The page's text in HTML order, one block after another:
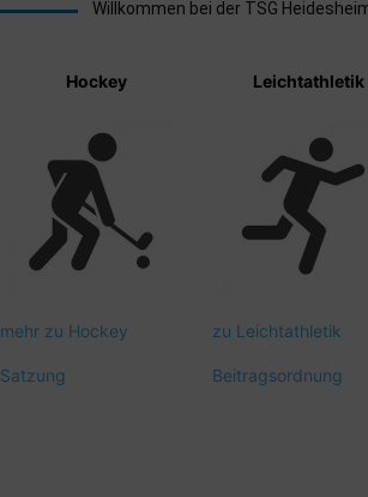
Willkommen bei der TSG
Hockey Leichtathletik
mehr zu Hockey zu Leichtathletik
Satzung Beitragsordnung